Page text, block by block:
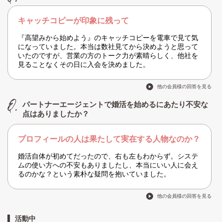
キャッチコピーが印象に残って
『高望みから始めよう』のキャッチコピーを電車で見て気
になっていました。本当は数社見てから決めようと思って
いたのですが、営業の方のトーク力が素晴らしく、他社を
見ることなくその日に入会を決めました。
他の会員様の回答を見る
パートナーエージェントで婚活を始めるにあたり不安な
点はありましたか？
プロフィールの人は果たして実在する人物なのか？
婚活自体が初めてだったので、右も左もわからず。システ
ムの使い方への不安もありましたし、本当にいい人に会え
るのかな？という素朴な疑問を抱いていました。
他の会員様の回答を見る
活動中